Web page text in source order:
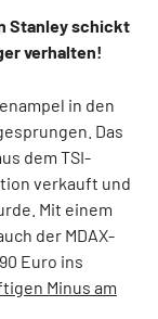
Stanley schickt
verhalten!
in den
Das
dem TSI-
verkauft und
Mit einem
der MDAX-
Euro ins
Minus am